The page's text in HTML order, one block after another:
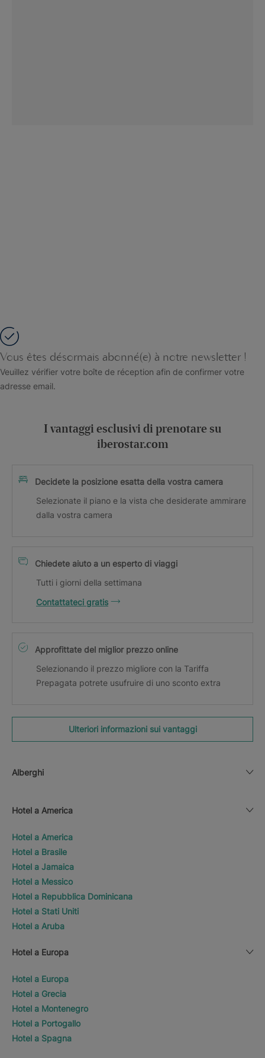
Vous êtes désormais abonné(e) à notre newsletter !
Veuillez vérifier votre boîte de réception afin de confirmer votre
adresse email.
I vantaggi esclusivi di prenotare su
iberostar.com
Decidete la posizione esatta della vostra camera
Selezionate il piano e la vista che desiderate ammirare
dalla vostra camera
Chiedete aiuto a un esperto di viaggi
Tutti i giorni della settimana
Contattateci gratis
Approfittate del miglior prezzo online
Selezionando il prezzo migliore con la Tariffa
Prepagata potrete usufruire di uno sconto extra
Ulteriori informazioni sui vantaggi
Alberghi
Hotel a America
Hotel a America
Hotel a Brasile
Hotel a Jamaica
Hotel a Messico
Hotel a Repubblica Dominicana
Hotel a Stati Uniti
Hotel a Aruba
Hotel a Europa
Hotel a Europa
Hotel a Grecia
Hotel a Montenegro
Hotel a Portogallo
Hotel a Spagna